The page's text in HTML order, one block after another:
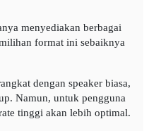
menyediakan berbagai
format ini sebaiknya
dengan speaker biasa,
Namun, untuk pengguna
tinggi akan lebih optimal.